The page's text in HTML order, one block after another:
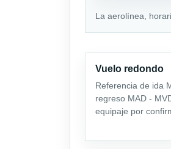
La aerolínea,
Vuelo redondo
Referencia de ida
regreso MAD -
equipaje por